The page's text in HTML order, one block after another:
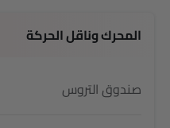
المحرك وناقل الحركة
صندوق التروس